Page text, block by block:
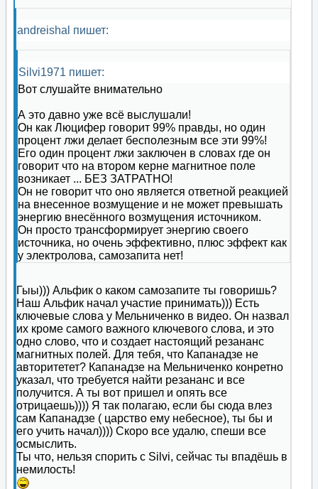
andreishal пишет:
Silvi1971 пишет:
Вот слушайте внимательно
А это давно уже всё выслушали!
Он как Люцифер говорит 99% правды, но один
процент лжи делает бесполезным все эти 99%!
Его один процент лжи заключен в словах где он
говорит что на втором керне магнитное поле
возникает ... БЕЗ ЗАТРАТНО!
Он не говорит что оно является ответной реакцией
на внесенное возмущение и не может превышать
энергию внесённого возмущения источником.
Он просто трансформирует энергию своего
источника, но очень эффективно, плюс эффект как
у электролова, самозапита нет!
Гыы))) Альфик о каком самозапите ты говоришь?
Наш Альфик начал участие принимать))) Есть
ключевые слова у Мельниченко в видео. Он назвал
их кроме самого важного ключевого слова, и это
одно слово, что и создает настоящий резананс
магнитных полей. Для тебя, что Капанадзе не
авторитетет? Капанадзе на Мельниченко конретно
указал, что требуется найти резананс и все
получится. А ты вот пришел и опять все
отрицаешь)))) Я так полагаю, если бы сюда влез
сам Капанадзе ( царство ему небесное), ты бы и
его учить начал)))) Скоро все удалю, спеши все
осмыслить.
Ты что, нельзя спорить с Silvi, сейчас ты впадёшь в
немилость!